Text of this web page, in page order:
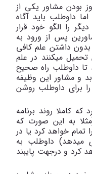
بودن مشاور یکی از
داوطلب باید آگاه
را الگو خود قرار
پس از ورود به
داشتن علم کافی
میکنند در علم
تا داوطلب راه صحیح
و مشاور این وظیفه
برای داوطلب روشن
کاملا روند برنامه
به این صورت که
تمام خواهد کرد یا در
میدهد) داوطلب به
کرد و درجهت پایبند